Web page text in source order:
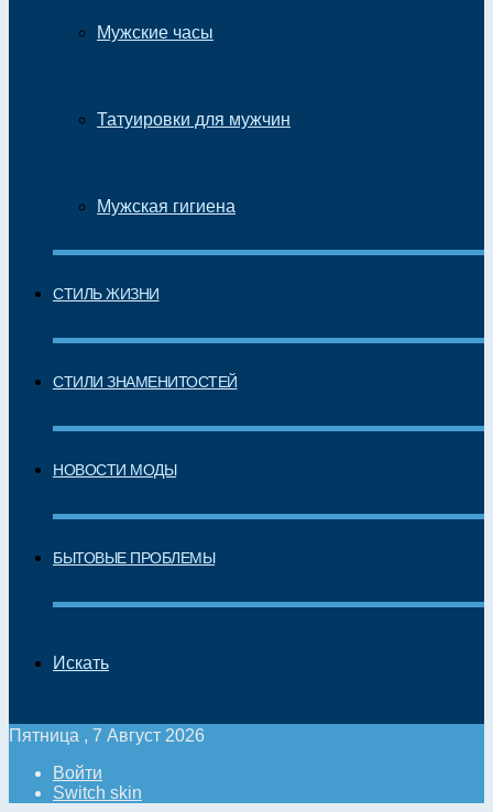
Мужские часы
Татуировки для мужчин
Мужская гигиена
СТИЛЬ ЖИЗНИ
СТИЛИ ЗНАМЕНИТОСТЕЙ
НОВОСТИ МОДЫ
БЫТОВЫЕ ПРОБЛЕМЫ
Искать
Пятница , 7 Август 2026
Войти
Switch skin